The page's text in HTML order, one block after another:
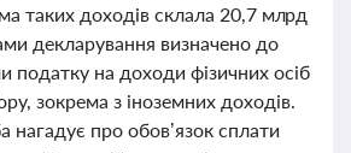
таких доходів склала 20,7 млрд
декларування визначено до
податку на доходи фізичних осіб
зокрема з іноземних доходів.
нагадує про обов’язок сплати